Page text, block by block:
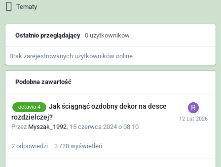
Tematy
Ostatnio przeglądający 0 użytkowników
Brak zarejestrowanych użytkowników online
Podobna zawartość
octavia 4
Jak ściągnąć ozdobny dekor na desce
rozdzielczej?
Przez Myszak_1992 15 czerwca 2024 o 08:10
2 odpowiedzi 3 728 wyświetleń